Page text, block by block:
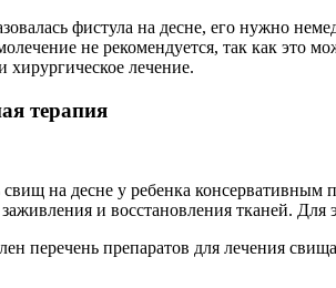
фистула на десне, его нужно
не рекомендуется, так как это
хирургическое лечение.
терапия
на десне у ребенка консервативным
и восстановления тканей.
перечень препаратов для лечения